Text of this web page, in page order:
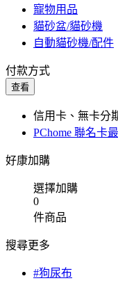
寵物用品
貓砂盆/貓砂機
自動貓砂機/配件
付款方式
查看
信用卡、無卡分
PChome 聯名卡
好康加購
選擇加購
0
件商品
搜尋更多
#狗尿布